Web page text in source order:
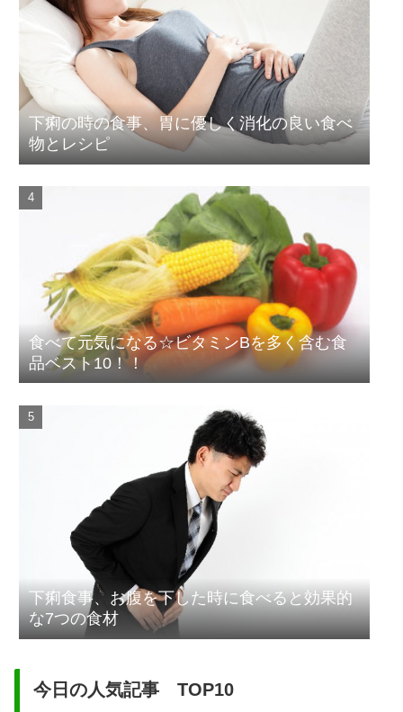
下痢の時の食事、胃に優しく消化の良い食べ
物とレシピ
食べて元気になる☆ビタミンBを多く含む食
品ベスト10！！
下痢食事、お腹を下した時に食べると効果的
な7つの食材
今日の人気記事 TOP10